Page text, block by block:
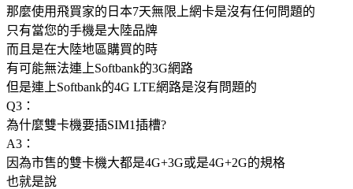
那麼使用飛買家的日本7天無限上網卡是沒有任何問題的
只有當您的手機是大陸品牌
而且是在大陸地區購買的時
有可能無法連上Softbank的3G網路
但是連上Softbank的4G LTE網路是沒有問題的
Q3：
為什麼雙卡機要插SIM1插槽?
A3：
因為市售的雙卡機大都是4G+3G或是4G+2G的規格
也就是說